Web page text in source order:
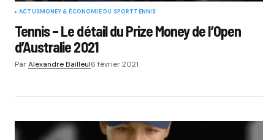
ACTUSMONEY & ÉCONOMIE DU SPORTTENNIS
Tennis – Le détail du Prize Money de l’Open
d’Australie 2021
ParAlexandre Bailleul6 février 2021